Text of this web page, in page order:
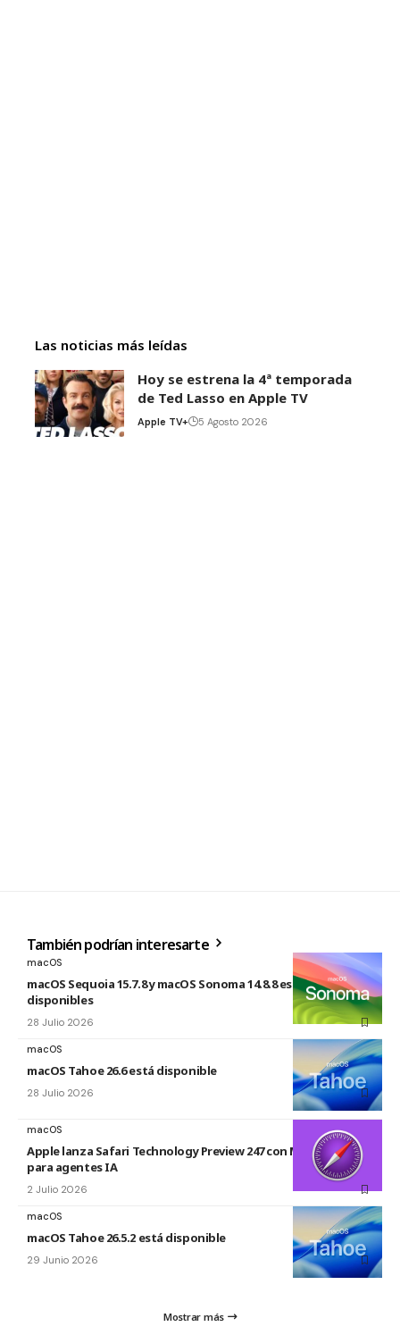
Las noticias más leídas
Hoy se estrena la 4ª temporada
de Ted Lasso en Apple TV
Apple TV+ 5 Agosto 2026
También podrían interesarte
macOS
macOS Sequoia 15.7.8 y macOS Sonoma 14.8.8 están
disponibles
28 Julio 2026
macOS
macOS Tahoe 26.6 está disponible
28 Julio 2026
macOS
Apple lanza Safari Technology Preview 247 con MCP Server
para agentes IA
2 Julio 2026
macOS
macOS Tahoe 26.5.2 está disponible
29 Junio 2026
Mostrar más